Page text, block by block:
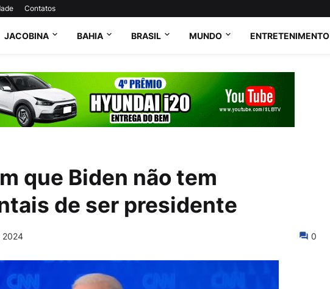
Contatos
JACOBINA BAHIA BRASIL MUNDO ENTRETENIMENTO
que Biden não tem
de ser presidente
2024 0